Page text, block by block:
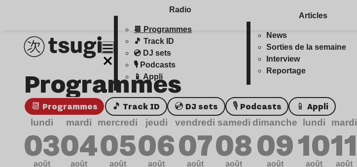
Radio
📆 Programmes
🎵 Track ID
💿 DJ sets
🎙️ Podcasts
📱 Appli
Articles
News
Sorties de la semaine
Interview
Reportage
Programmes
📆 Programmes 🎵 Track ID 💿 DJ sets 🎙️ Podcasts 📱 Appli
lundi
03
août
mardi
04
août
mercredi
05
août
jeudi
06
août
vendredi
07
août
samedi
08
août
dimanche
09
août
lundi
10
août
mardi
11
août